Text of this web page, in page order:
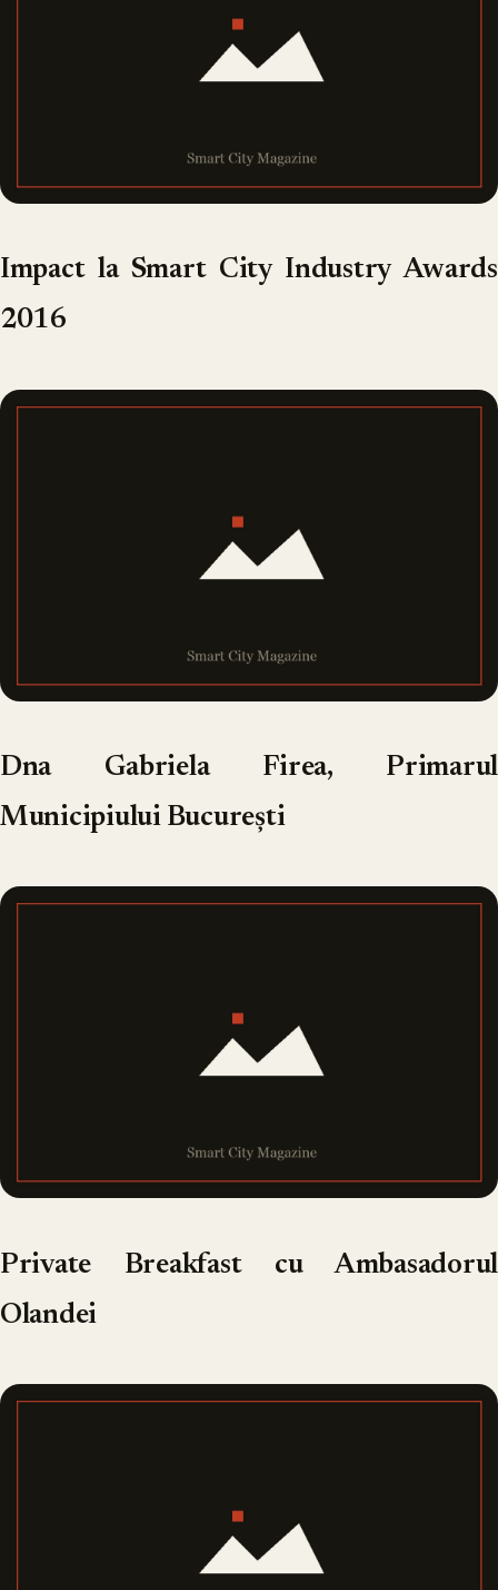
Impact la Smart City Industry Awards
2016
Dna Gabriela Firea, Primarul
Municipiului București
Private Breakfast cu Ambasadorul
Olandei